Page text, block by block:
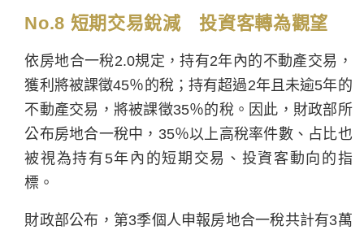
No.8 短期交易銳減 投資客轉為觀望
依房地合一稅2.0規定，持有2年內的不動產交易，
獲利將被課徵45％的稅；持有超過2年且未逾5年的
不動產交易，將被課徵35％的稅。因此，財政部所
公布房地合一稅中，35％以上高稅率件數、占比也
被視為持有5年內的短期交易、投資客動向的指
標。
財政部公布，第3季個人申報房地合一稅共計有3萬